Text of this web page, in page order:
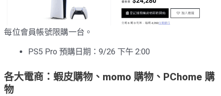
每位會員帳號限購一台。
PS5 Pro 預購日期：9/26 下午 2:00
各大電商：蝦皮購物、momo 購物、PChome 購
物